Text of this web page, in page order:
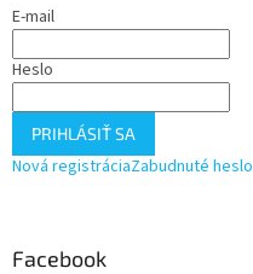
E-mail
Heslo
PRIHLÁSIŤ SA
Nová registráciaZabudnuté heslo
Facebook